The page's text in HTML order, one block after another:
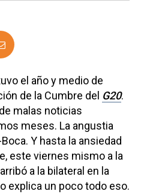
el año y medio de
de la Cumbre del G20.
malas noticias
meses. La angustia
Y hasta la ansiedad
este viernes mismo a la
a la bilateral en la
explica un poco todo eso.